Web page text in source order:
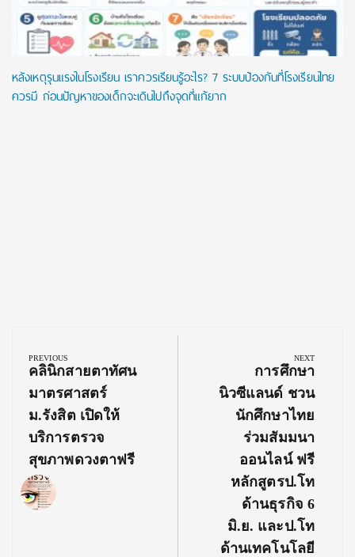
หลังเหตุรุนแรงในโรงเรียน เราควรเรียนรู้อะไร? 7 ระบบป้องกันที่โรงเรียนไทย
ควรมี ก่อนปัญหาของเด็กจะเดินไปถึงจุดที่แก้ยาก
navigation
PREVIOUS
Previous
Post:
คลินิกสายตาทัศน
มาตรศาสตร์
ม.รังสิต เปิดให้
บริการตรวจ
สุขภาพดวงตาฟรี
NEXT
Next
Post:
การศึกษา
นิวซีแลนด์ ชวน
นักศึกษาไทย
ร่วมสัมมนา
ออนไลน์ ฟรี
หลักสูตรป.โท
ด้านธุรกิจ 6
มิ.ย. และป.โท
ด้านเทคโนโลยี